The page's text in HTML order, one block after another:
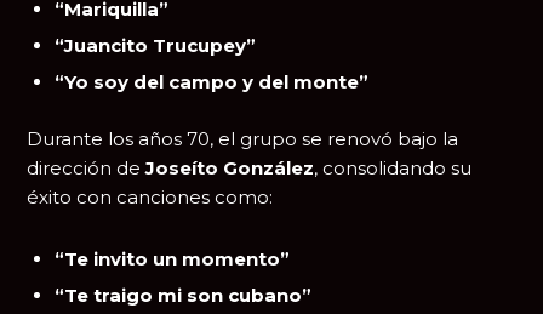
“Mariquilla”
“Juancito Trucupey”
“Yo soy del campo y del monte”
Durante los años 70, el grupo se renovó bajo la
dirección deJoseíto González, consolidando su
éxito con canciones como:
“Te invito un momento”
“Te traigo mi son cubano”